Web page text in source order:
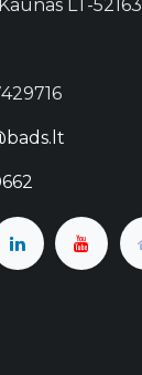
LT-52163